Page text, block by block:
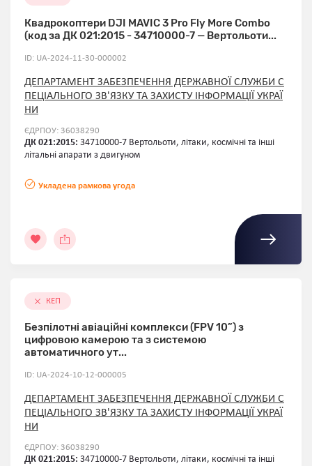
Квадрокоптери DJI МAVIC 3 Pro Fly More Combo
(код за ДК 021:2015 - 34710000-7 — Вертольоти...
ID: UA-2024-11-30-000002
ДЕПАРТАМЕНТ ЗАБЕЗПЕЧЕННЯ ДЕРЖАВНОЇ СЛУЖБИ С
ПЕЦІАЛЬНОГО ЗВ'ЯЗКУ ТА ЗАХИСТУ ІНФОРМАЦІЇ УКРАЇ
НИ
ЄДРПОУ: 36038290
ДК 021:2015: 34710000-7 Вертольоти, літаки, космічні та інші
літальні апарати з двигуном
Укладена рамкова угода
КЕП
Безпілотні авіаційні комплекси (FPV 10”) з
цифровою камерою та з системою
автоматичного ут...
ID: UA-2024-10-12-000005
ДЕПАРТАМЕНТ ЗАБЕЗПЕЧЕННЯ ДЕРЖАВНОЇ СЛУЖБИ С
ПЕЦІАЛЬНОГО ЗВ'ЯЗКУ ТА ЗАХИСТУ ІНФОРМАЦІЇ УКРАЇ
НИ
ЄДРПОУ: 36038290
ДК 021:2015: 34710000-7 Вертольоти, літаки, космічні та інші